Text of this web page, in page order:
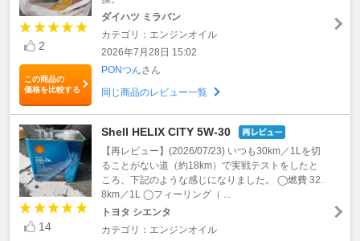
2
この商品の
価格を比較する
ダイハツ ミラバン
カテゴリ：エンジンオイル
2026年7月28日 15:02
PONつんさん
同じ商品のレビュー一覧
14
Shell HELIX CITY 5W-30
【再レビュー】(2026/07/23) いつも30km／1Lを切
ることがない道（約18km）で実戦テストをしたと
ころ、下記のような感じになりました。 ◯燃費 32.
8km／1L ◯フィーリング（ ...
トヨタ シエンタ
カテゴリ：エンジンオイル